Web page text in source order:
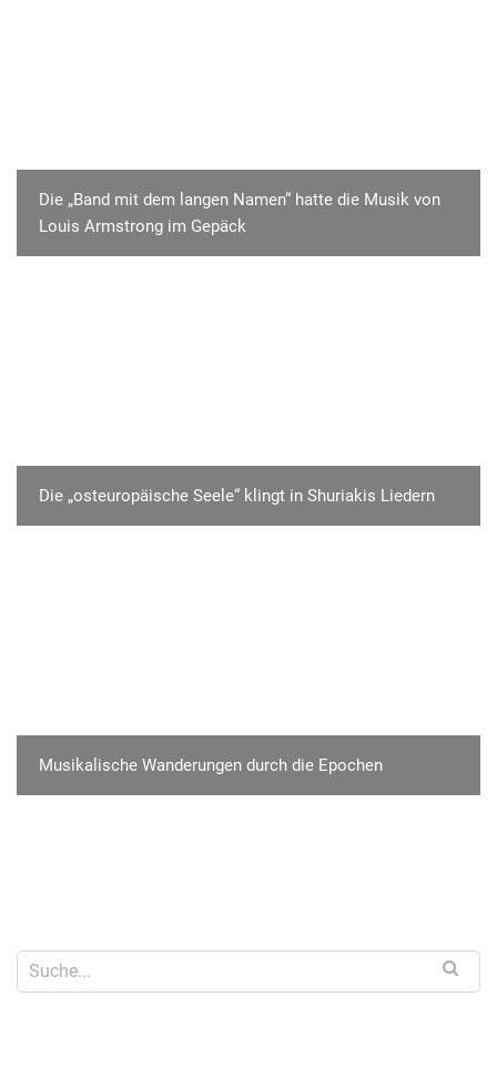
Die „Band mit dem langen Namen“ hatte die Musik von
Louis Armstrong im Gepäck
Die „osteuropäische Seele“ klingt in Shuriakis Liedern
Musikalische Wanderungen durch die Epochen